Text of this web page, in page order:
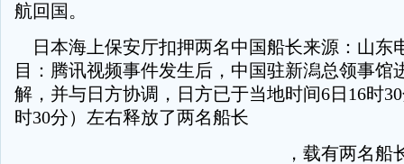
航回国。
日本海上保安厅扣押两名中国船长来源：山东
目：腾讯视频事件发生后，中国驻新潟总领事馆
解，并与日方协调，日方已于当地时间6日16时
时30分）左右释放了两名船长
，载有两名船